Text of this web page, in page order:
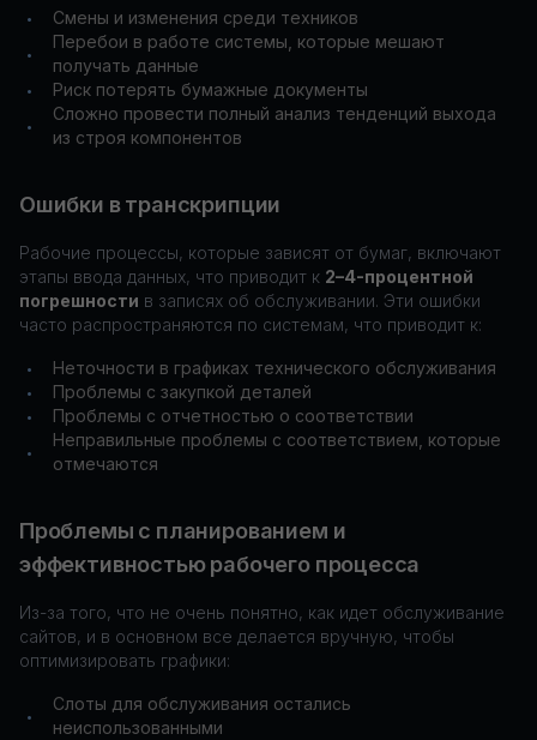
• Смены и изменения среди техников
•
Перебои в работе системы, которые мешают
получать данные
• Риск потерять бумажные документы
•
Сложно провести полный анализ тенденций выхода
из строя компонентов
Ошибки в транскрипции
Рабочие процессы, которые зависят от бумаг, включают
этапы ввода данных, что приводит к 2–4-процентной
погрешности в записях об обслуживании. Эти ошибки
часто распространяются по системам, что приводит к:
• Неточности в графиках технического обслуживания
• Проблемы с закупкой деталей
• Проблемы с отчетностью о соответствии
•
Неправильные проблемы с соответствием, которые
отмечаются
Проблемы с планированием и
эффективностью рабочего процесса
Из-за того, что не очень понятно, как идет обслуживание
сайтов, и в основном все делается вручную, чтобы
оптимизировать графики:
•
Слоты для обслуживания остались
неиспользованными